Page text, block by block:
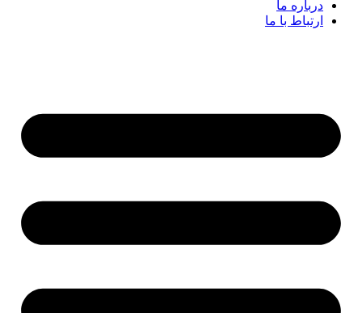
درباره ما
ارتباط با ما